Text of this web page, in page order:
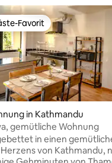
Bewertung: 5 von 5,
Favorit
Favorit
in Kathmandu
gemütliche Wohnung
in einen
von Kathmandu,